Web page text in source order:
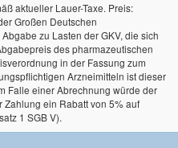
aktueller Lauer-Taxe. Preis:
Großen Deutschen
zu Lasten der GKV, die sich
des pharmazeutischen
in der Fassung zum
Arzneimitteln ist dieser
Falle einer Abrechnung würde der
ein Rabatt von 5% auf
1 SGB V).